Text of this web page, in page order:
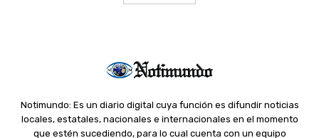
Notimundo: Es un diario digital cuya función es difundir noticias
locales, estatales, nacionales e internacionales en el momento
que estén sucediendo, para lo cual cuenta con un equipo